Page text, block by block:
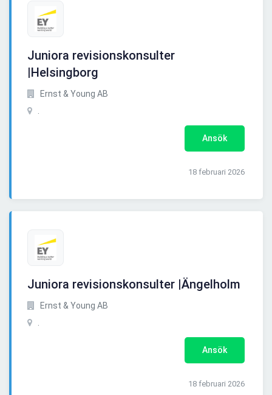
Juniora revisionskonsulter
|Helsingborg
Ernst & Young AB
.
Ansök
18 februari 2026
Juniora revisionskonsulter |Ängelholm
Ernst & Young AB
.
Ansök
18 februari 2026